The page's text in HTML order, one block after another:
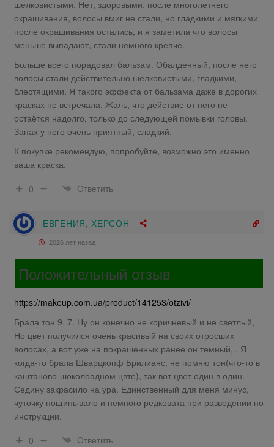
шелковистыми. Нет, здоровыми, после многолетнего
окрашивания, волосы вмиг не стали, но гладкими и мягкими
после окрашивания остались, и я заметила что волосы
меньше выпадают, стали немного крепче.
Больше всего порадовал бальзам. Обалденный, после него
волосы стали действительно шелковистыми, гладкими,
блестящими. Я такого эффекта от бальзама даже в дорогих
красках не встречала. Жаль, что действие от него не
остаётся надолго, только до следующей помывки головы.
Запах у него очень приятный, сладкий.
К покупке рекомендую, попробуйте, возможно это именно
ваша краска.
0
Ответить
ЕВГЕНИЯ, ХЕРСОН
2026 лет назад
Положительный отзыв
https://makeup.com.ua/product/141253/otzivi/
Брала тон 9. 7. Ну он конечно не коричневый и не светлый,
Но цвет получился очень красивый на своих отросших
волосах, а вот уже на покрашенных ранее он темный, . Я
когда-то брала Шварцкопф Брилианс, не помню тон(что-то в
каштаново-шоколоадном цвте), так вот цвет один в один.
Седину закрасило на ура. Единственный для меня минус,
чуточку пощипывало и немного редковата при разведении по
инструкции.
0
Ответить